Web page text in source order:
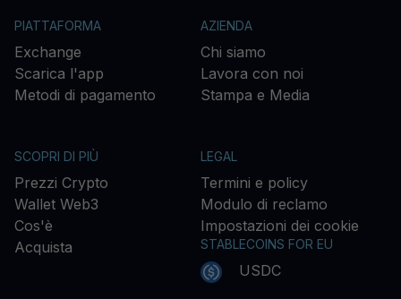
PIATTAFORMA
Exchange
Scarica l'app
Metodi di pagamento
AZIENDA
Chi siamo
Lavora con noi
Stampa e Media
SCOPRI DI PIÙ
Prezzi Crypto
Wallet Web3
Cos'è
Acquista
LEGAL
Termini e policy
Modulo di reclamo
Impostazioni dei cookie
STABLECOINS FOR EU
USDC